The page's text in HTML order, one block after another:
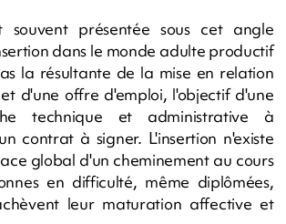
souvent présentée sous cet angle
dans le monde adulte productif
la résultante de la mise en relation
d'une offre d'emploi, l'objectif d'une
technique et administrative à
contrat à signer. L'insertion n'existe
global d'un cheminement au cours
en difficulté, même diplômées,
leur maturation affective et